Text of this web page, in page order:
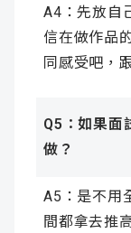
A4：先放自
信在做作品
同感受吧，
Q5：如果面
做？
A5：是不用
間都拿去推